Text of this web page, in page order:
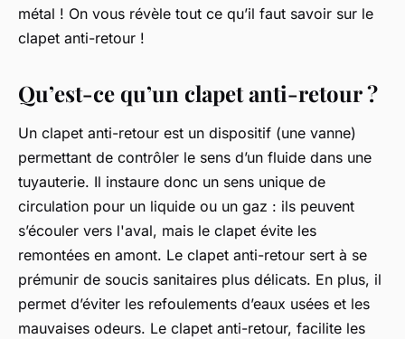
métal ! On vous révèle tout ce qu’il faut savoir sur le
clapet anti-retour !
Qu’est-ce qu’un clapet anti-retour ?
Un clapet anti-retour est un dispositif (une vanne)
permettant de contrôler le sens d’un fluide dans une
tuyauterie. Il instaure donc un sens unique de
circulation pour un liquide ou un gaz : ils peuvent
s’écouler vers l'aval, mais le clapet évite les
remontées en amont. Le clapet anti-retour sert à se
prémunir de soucis sanitaires plus délicats. En plus, il
permet d’éviter les refoulements d’eaux usées et les
mauvaises odeurs. Le clapet anti-retour, facilite les